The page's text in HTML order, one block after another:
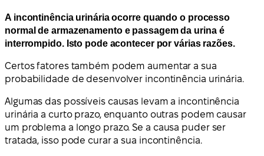
A incontinência urinária ocorre quando o processo
normal de armazenamento e passagem da urina é
interrompido. Isto pode acontecer por várias razões.
Certos fatores também podem aumentar a sua
probabilidade de desenvolver incontinência urinária.
Algumas das possíveis causas levam a incontinência
urinária a curto prazo, enquanto outras podem causar
um problema a longo prazo. Se a causa puder ser
tratada, isso pode curar a sua incontinência.